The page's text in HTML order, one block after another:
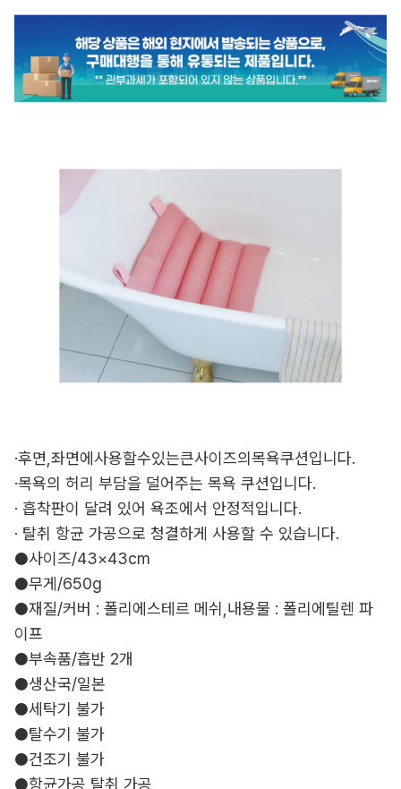
·후면,좌면에사용할수있는큰사이즈의목욕쿠션입니다.
·목욕의 허리 부담을 덜어주는 목욕 쿠션입니다.
· 흡착판이 달려 있어 욕조에서 안정적입니다.
· 탈취 항균 가공으로 청결하게 사용할 수 있습니다.
●사이즈/43×43cm
●무게/650g
●재질/커버 : 폴리에스테르 메쉬,내용물 : 폴리에틸렌 파
이프
●부속품/흡반 2개
●생산국/일본
●세탁기 불가
●탈수기 불가
●건조기 불가
●항균가공,탈취 가공